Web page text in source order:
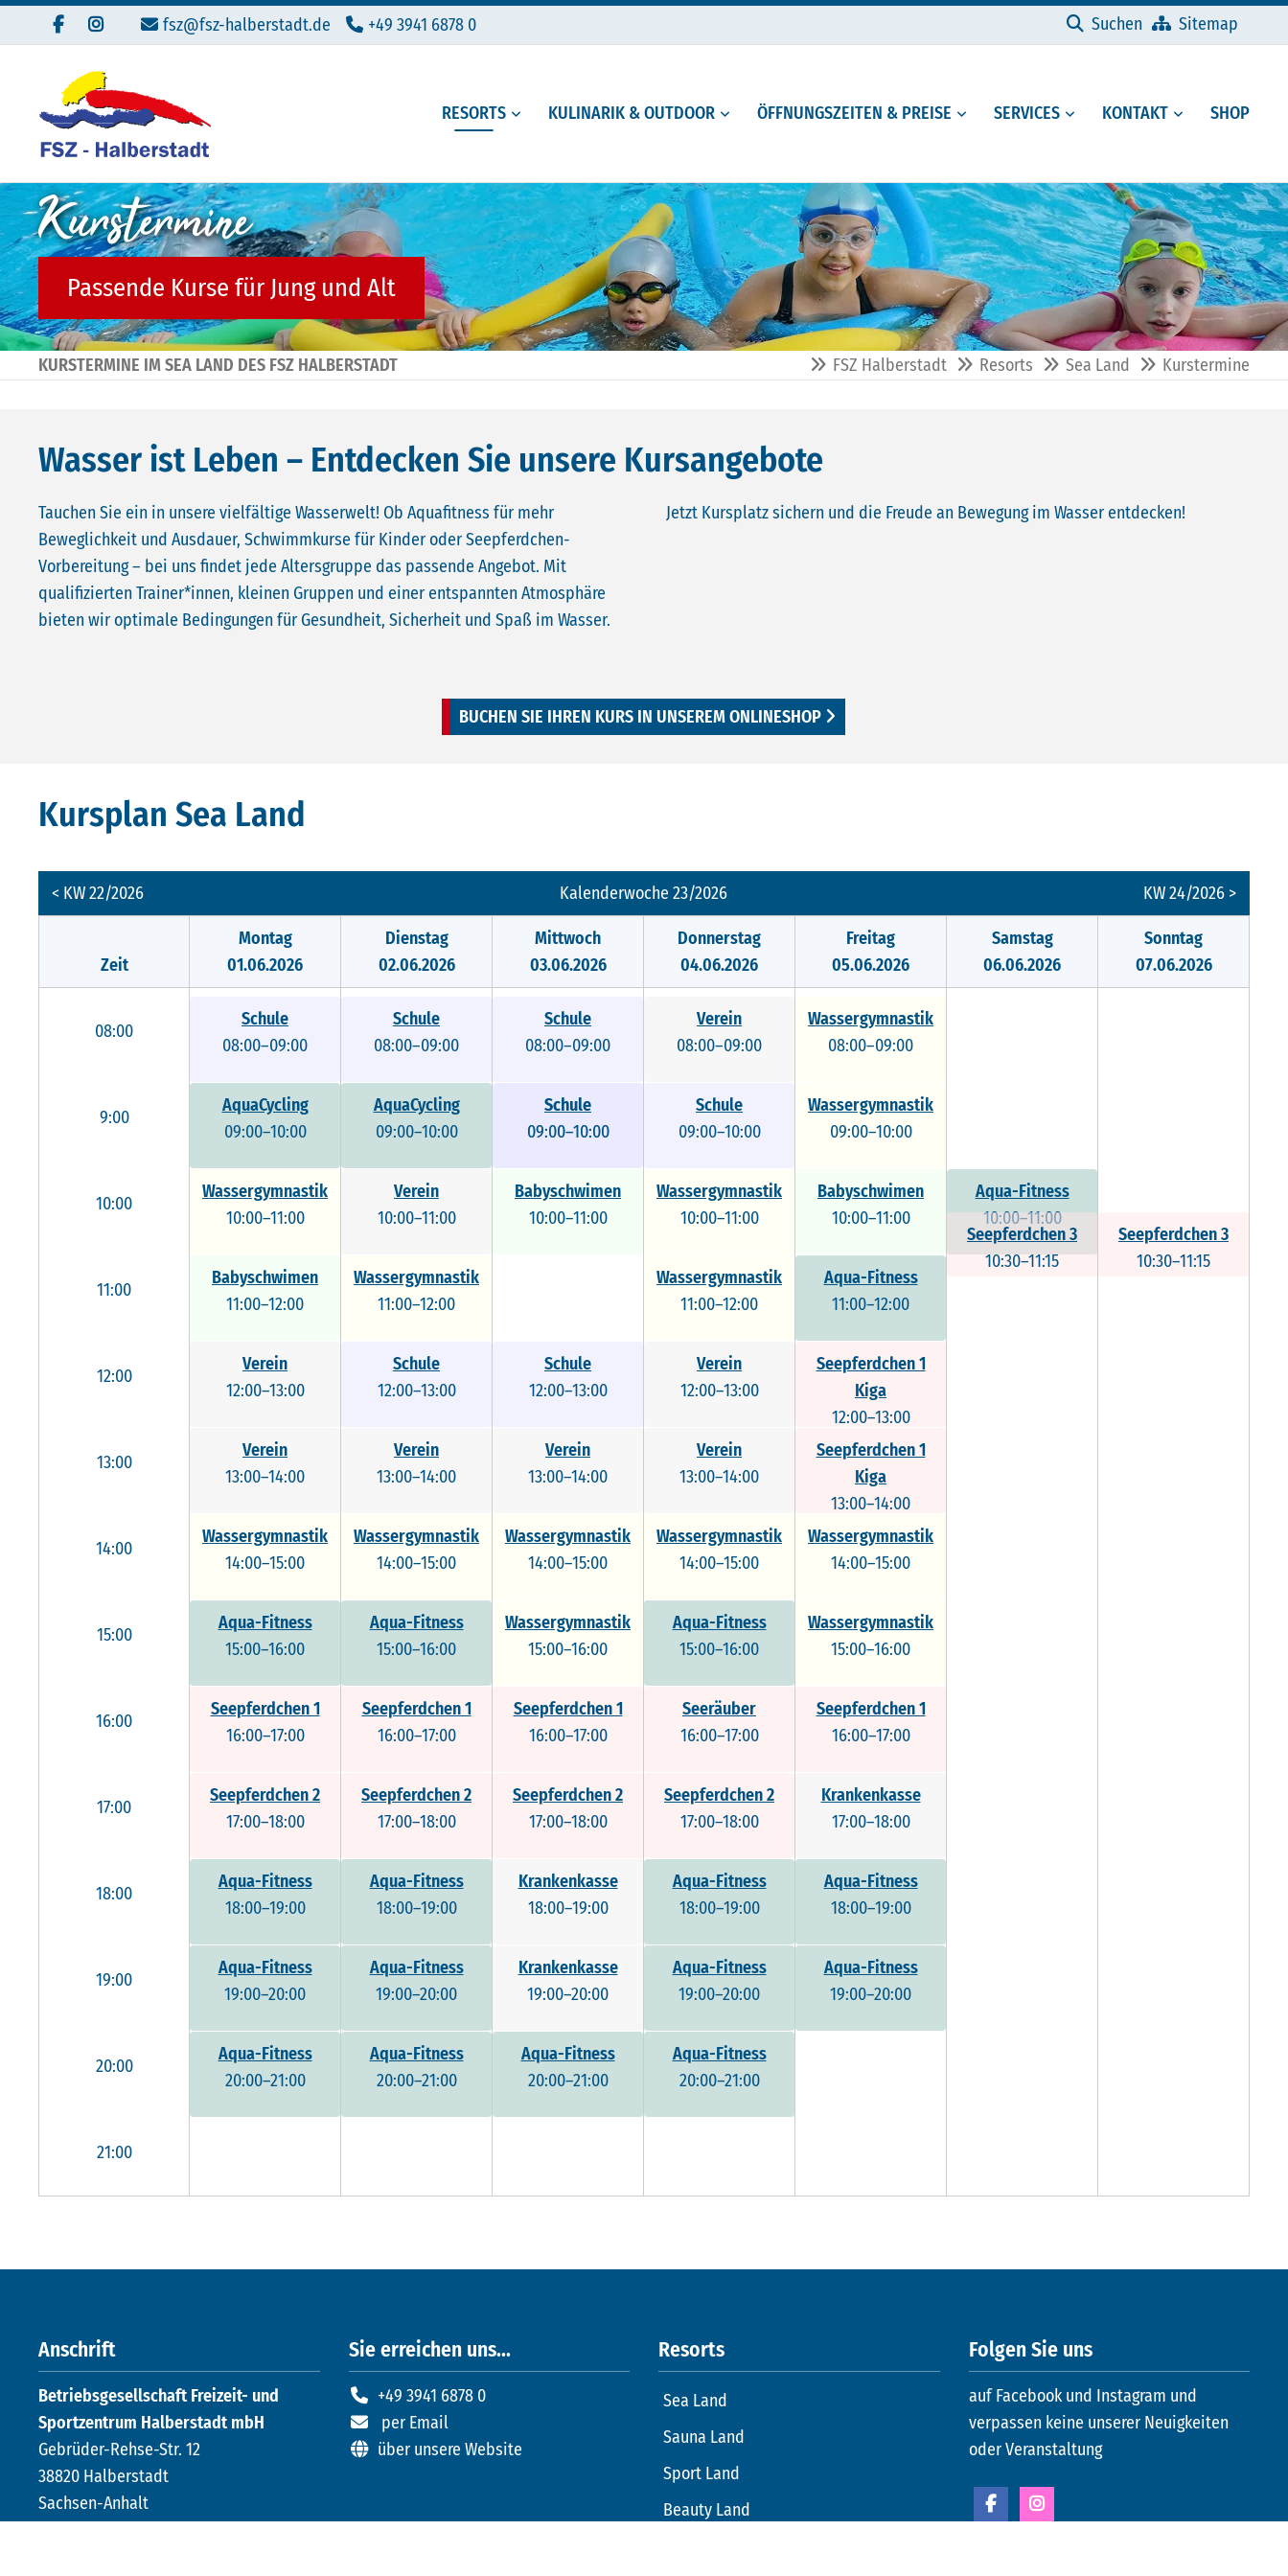
fsz@fsz-halberstadt.de +49 3941 6878 0
Navigation überspringen
Suchen
Sitemap
RESORTS KULINARIK & OUTDOOR ÖFFNUNGSZEITEN & PREISE SERVICES KONTAKT SHOP
Kurstermine
Passende Kurse für Jung und Alt
KURSTERMINE IM SEA LAND DES FSZ HALBERSTADT FSZ Halberstadt Resorts Sea Land Kurstermine
Wasser ist Leben – Entdecken Sie unsere Kursangebote
Tauchen Sie ein in unsere vielfältige Wasserwelt! Ob Aquafitness für mehr
Beweglichkeit und Ausdauer, Schwimmkurse für Kinder oder Seepferdchen-
Vorbereitung – bei uns findet jede Altersgruppe das passende Angebot. Mit
qualifizierten Trainer*innen, kleinen Gruppen und einer entspannten Atmosphäre
bieten wir optimale Bedingungen für Gesundheit, Sicherheit und Spaß im Wasser.
Jetzt Kursplatz sichern und die Freude an Bewegung im Wasser entdecken!
BUCHEN SIE IHREN KURS IN UNSEREM ONLINESHOP
Kursplan Sea Land
< KW 22/2026 Kalenderwoche 23/2026 KW 24/2026 >
Zeit
Montag
01.06.2026
Dienstag
02.06.2026
Mittwoch
03.06.2026
Donnerstag
04.06.2026
Freitag
05.06.2026
Samstag
06.06.2026
Sonntag
07.06.2026
08:00
9:00
10:00
11:00
12:00
13:00
14:00
15:00
16:00
17:00
18:00
19:00
20:00
21:00
Schule
08:00–09:00
AquaCycling
09:00–10:00
Wassergymnastik
10:00–11:00
Babyschwimen
11:00–12:00
Verein
12:00–13:00
Verein
13:00–14:00
Wassergymnastik
14:00–15:00
Aqua-Fitness
15:00–16:00
Seepferdchen 1
16:00–17:00
Seepferdchen 2
17:00–18:00
Aqua-Fitness
18:00–19:00
Aqua-Fitness
19:00–20:00
Aqua-Fitness
20:00–21:00
Schule
08:00–09:00
AquaCycling
09:00–10:00
Verein
10:00–11:00
Wassergymnastik
11:00–12:00
Schule
12:00–13:00
Verein
13:00–14:00
Wassergymnastik
14:00–15:00
Aqua-Fitness
15:00–16:00
Seepferdchen 1
16:00–17:00
Seepferdchen 2
17:00–18:00
Aqua-Fitness
18:00–19:00
Aqua-Fitness
19:00–20:00
Aqua-Fitness
20:00–21:00
Schule
08:00–09:00
Schule
09:00–10:00
Schule
09:00–10:00
Babyschwimen
10:00–11:00
Schule
12:00–13:00
Verein
13:00–14:00
Wassergymnastik
14:00–15:00
Wassergymnastik
15:00–16:00
Seepferdchen 1
16:00–17:00
Seepferdchen 2
17:00–18:00
Krankenkasse
18:00–19:00
Krankenkasse
19:00–20:00
Aqua-Fitness
20:00–21:00
Verein
08:00–09:00
Schule
09:00–10:00
Wassergymnastik
10:00–11:00
Wassergymnastik
11:00–12:00
Verein
12:00–13:00
Verein
13:00–14:00
Wassergymnastik
14:00–15:00
Aqua-Fitness
15:00–16:00
Seeräuber
16:00–17:00
Seepferdchen 2
17:00–18:00
Aqua-Fitness
18:00–19:00
Aqua-Fitness
19:00–20:00
Aqua-Fitness
20:00–21:00
Wassergymnastik
08:00–09:00
Wassergymnastik
09:00–10:00
Babyschwimen
10:00–11:00
Aqua-Fitness
11:00–12:00
Seepferdchen 1
Kiga
12:00–13:00
Seepferdchen 1
Kiga
13:00–14:00
Wassergymnastik
14:00–15:00
Wassergymnastik
15:00–16:00
Seepferdchen 1
16:00–17:00
Krankenkasse
17:00–18:00
Aqua-Fitness
18:00–19:00
Aqua-Fitness
19:00–20:00
Aqua-Fitness
10:00–11:00
Seepferdchen 3
10:30–11:15
Seepferdchen 3
10:30–11:15
Anschrift
Betriebsgesellschaft Freizeit- und
Sportzentrum Halberstadt mbH
Gebrüder-Rehse-Str. 12
38820 Halberstadt
Sachsen-Anhalt
Sie erreichen uns...
+49 3941 6878 0
per Email
über unsere Website
Resorts
Sea Land
Sauna Land
Sport Land
Beauty Land
Folgen Sie uns
auf Facebook und Instagram und
verpassen keine unserer Neuigkeiten
oder Veranstaltung